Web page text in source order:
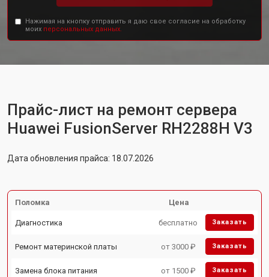
Нажимая на кнопку отправить я даю свое согласие на обработку
моих персональных данных.
Прайс-лист на ремонт сервера
Huawei FusionServer RH2288H V3
Дата обновления прайса: 18.07.2026
Поломка Цена
Диагностика бесплатно Заказать
Ремонт материнской платы от 3000 ₽ Заказать
Замена блока питания от 1500 ₽ Заказать